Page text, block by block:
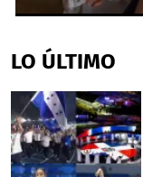
of
2
0
LO ÚLTIMO